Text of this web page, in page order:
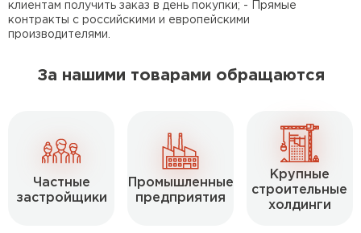
клиентам получить заказ в день покупки; - Прямые
контракты с российскими и европейскими
производителями.
За нашими товарами обращаются
Частные
застройщики
Промышленные
предприятия
Крупные
строительные
холдинги
Утеплитель Дирок
ПЕРЕЙТИ
Утеплитель Paroc